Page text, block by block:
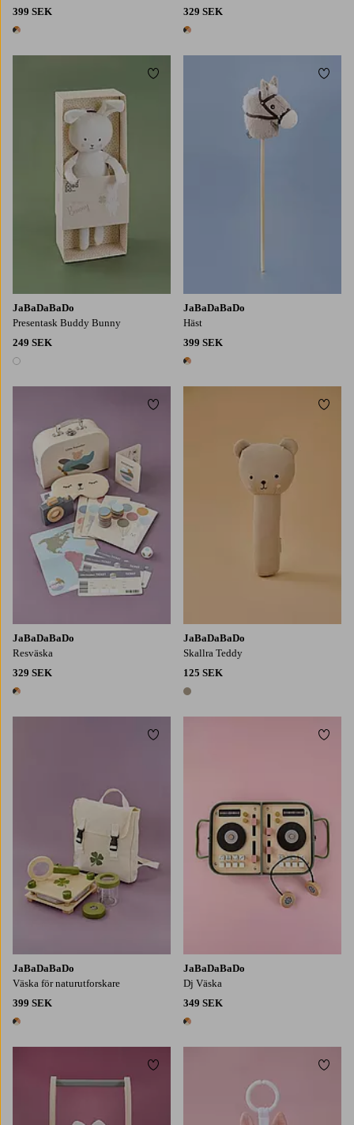
399 SEK
1 färg
329 SEK
1 färg
JaBaDaBaDo
Presentask Buddy Bunny
249 SEK
1 färg
Lägg till i favoriter
JaBaDaBaDo
Häst
399 SEK
1 färg
JaBaDaBaDo
Resväska
329 SEK
1 färg
Lägg till i favoriter
JaBaDaBaDo
Skallra Teddy
125 SEK
1 färg
JaBaDaBaDo
Väska för naturutforskare
399 SEK
1 färg
Lägg till i favoriter
JaBaDaBaDo
Dj Väska
349 SEK
1 färg
Lägg till i favoriter